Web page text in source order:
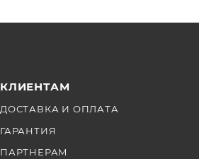
КЛИЕНТАМ
ДОСТАВКА И ОПЛАТА
ГАРАНТИЯ
ПАРТНЕРАМ